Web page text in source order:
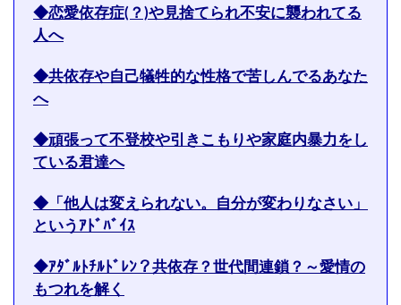
◆恋愛依存症(？)や見捨てられ不安に襲われてる
人へ
◆共依存や自己犠牲的な性格で苦しんでるあなた
へ
◆頑張って不登校や引きこもりや家庭内暴力をし
ている君達へ
◆「他人は変えられない。自分が変わりなさい」
というｱﾄﾞﾊﾞｲｽ
◆ｱﾀﾞﾙﾄﾁﾙﾄﾞﾚﾝ？共依存？世代間連鎖？～愛情の
もつれを解く